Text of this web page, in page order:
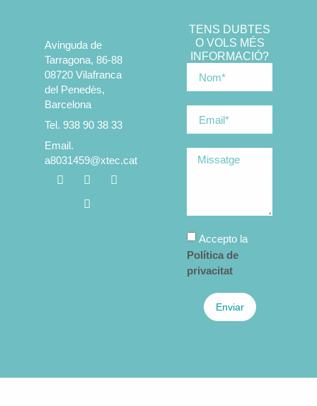
Avinguda de
Tarragona, 86-88
08720 Vilafranca
del Penedès,
Barcelona
Tel. 938 90 38 33
Email.
a8031459@xtec.cat
TENS DUBTES
O VOLS MÉS
INFORMACIÓ?
Accepto la
Política de
privacitat
Enviar